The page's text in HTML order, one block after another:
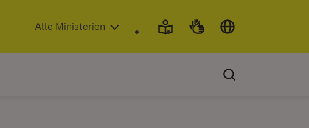
(Öffnet in neuem Fenster)
Alle Ministerien